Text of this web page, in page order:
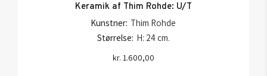
Keramik af Thim Rohde: U/T
Kunstner: Thim Rohde
Størrelse: H: 24 cm.
kr. 1.600,00